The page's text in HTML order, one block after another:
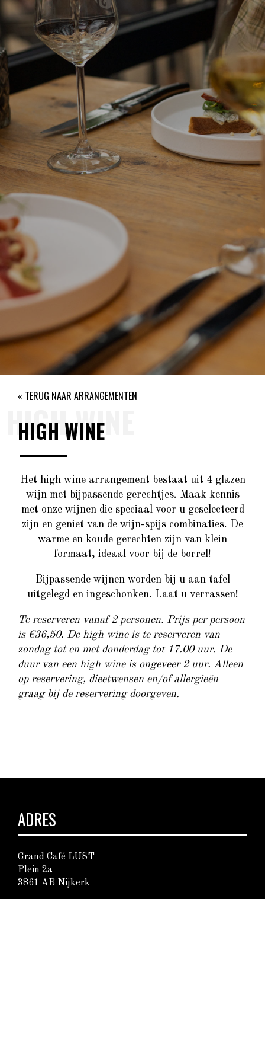
« TERUG NAAR ARRANGEMENTEN
HIGH WINE
HIGH WINE
Het high wine arrangement bestaat uit 4 glazen
wijn met bijpassende gerechtjes. Maak kennis
met onze wijnen die speciaal voor u geselecteerd
zijn en geniet van de wijn-spijs combinaties. De
warme en koude gerechten zijn van klein
formaat, ideaal voor bij de borrel!
Bijpassende wijnen worden bij u aan tafel
uitgelegd en ingeschonken. Laat u verrassen!
Te reserveren vanaf 2 personen. Prijs per persoon
is €36,50. De high wine is te reserveren van
zondag tot en met donderdag tot 17.00 uur. De
duur van een high wine is ongeveer 2 uur. Alleen
op reservering, dieetwensen en/of allergieën
graag bij de reservering doorgeven.
ADRES
Grand Café LUST
Plein 2a
3861 AB Nijkerk